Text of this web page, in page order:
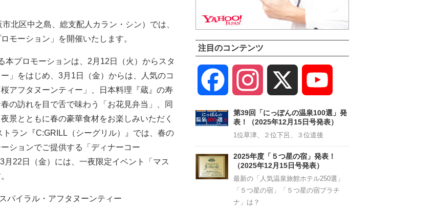
北区中之島、総支配人カラン・シン）では、
モーション」を開催いたします。
本プロモーションは、2月12日（火）からスタ
」をはじめ、3月1日（金）からは、人気のコ
アフタヌーンティー」、日本料理『蔵』の寿
の訪れを目で舌で味わう「お花見弁当」、同
景とともに春の豪華食材をお楽しみいただく
トラン『C:GRILL（シーグリル）』では、春の
ションでご提供する「ディナーコー
月22日（金）には、一夜限定イベント「マス
パイラル・アフタヌーンティー
注目のコンテンツ
Facebook Instagram
Channel
第39回「にっぽんの温泉100選」発
表！（2025年12月15日号発表）
1位草津、２位下呂、３位道後
2025年度「５つ星の宿」発表！
（2025年12月15日号発表）
最新の「人気温泉旅館ホテル250選」
「５つ星の宿」「５つ星の宿プラチ
ナ」は？